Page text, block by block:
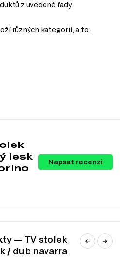
z uvedené řady.
různých kategorií, a to:
PLNÉHO
vedení jsou mechanismy, které
lesk
Napsat recenzi
— TV stolek
/ dub navarra